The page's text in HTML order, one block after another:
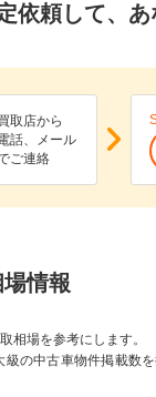
依頼して、
取店から
話、メール
ご連絡
情報
相場を参考にします。
の中古車物件掲載数